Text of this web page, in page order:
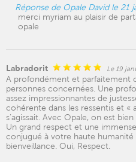
Réponse de Opale David le 21
merci myriam au plaisir de
opale
Labradorit Le 19
A profondément et parfaitement
personnes concernées. Une
assez impressionnantes de
cohérente dans les ressentis et «
s’agissait. Avec Opale, on est
Un grand respect et une
conjugué à votre haute humanité
bienveillance. Oui, Respect.